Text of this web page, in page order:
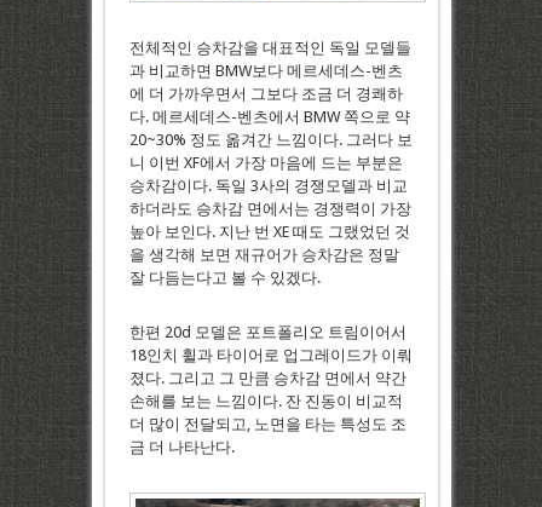
전체적인 승차감을 대표적인 독일 모델들
과 비교하면 BMW보다 메르세데스-벤츠
에 더 가까우면서 그보다 조금 더 경쾌하
다. 메르세데스-벤츠에서 BMW 쪽으로 약
20~30% 정도 옮겨간 느낌이다. 그러다 보
니 이번 XF에서 가장 마음에 드는 부분은
승차감이다. 독일 3사의 경쟁모델과 비교
하더라도 승차감 면에서는 경쟁력이 가장
높아 보인다. 지난 번 XE 때도 그랬었던 것
을 생각해 보면 재규어가 승차감은 정말
잘 다듬는다고 볼 수 있겠다.
한편 20d 모델은 포트폴리오 트림이어서
18인치 휠과 타이어로 업그레이드가 이뤄
졌다. 그리고 그 만큼 승차감 면에서 약간
손해를 보는 느낌이다. 잔 진동이 비교적
더 많이 전달되고, 노면을 타는 특성도 조
금 더 나타난다.